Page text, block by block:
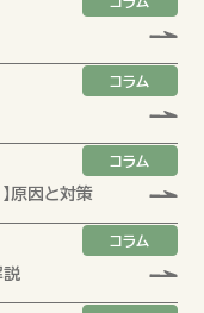
コラム
コラム
原因と対策
コラム
説